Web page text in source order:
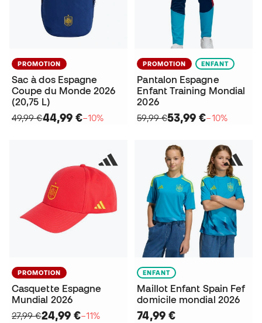
PROMOTION
Sac à dos Espagne
Coupe du Monde 2026
(20,75 L)
49,99 €44,99 €−10%
PROMOTION ENFANT
Pantalon Espagne
Enfant Training Mondial
2026
59,99 €53,99 €−10%
PROMOTION
Casquette Espagne
Mundial 2026
27,99 €24,99 €−11%
ENFANT
Maillot Enfant Spain Fef
domicile mondial 2026
74,99 €